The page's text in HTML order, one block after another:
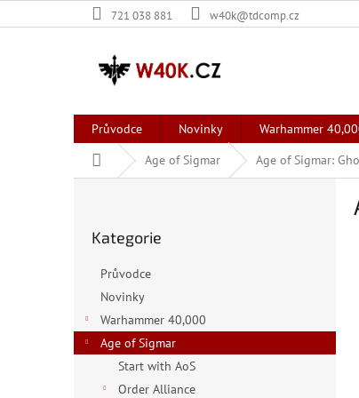
na
721 038 881 w40k@tdcomp.cz
Průvodce Novinky Warhammer
Domů Age of Sigmar Age of Sigmar:
kategorie
Kategorie
Průvodce
Novinky
Warhammer 40,000
Age of Sigmar
Start with AoS
Order Alliance